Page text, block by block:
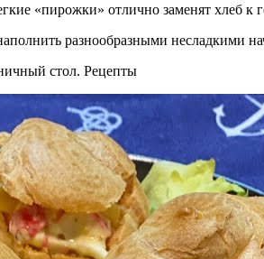
«пирожки» отлично заменят хлеб
разнообразными несладкими